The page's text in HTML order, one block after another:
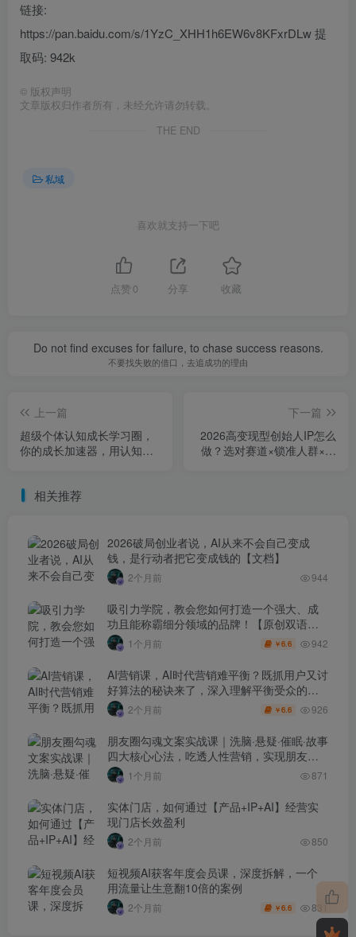
链接:
https://pan.baidu.com/s/1YzC_XHH1h6EW6v8KFxrDLw 提
取码: 942k
© 版权声明
文章版权归作者所有，未经允许请勿转载。
THE END
私域
喜欢就支持一下吧
点赞 0 分享 收藏
Do not find excuses for failure, to chase success reasons.
不要找失败的借口，去追成功的理由
上一篇
超级个体认知成长学习圈，
你的成长加速器，用认知破
下一篇
2026高变现型创始人IP怎么
做？选对赛道×锁准人群×人
相关推荐
2026破局创业者说，AI从来不会自己变成
钱，是行动者把它变成钱的【文档】
2个月前 944
吸引力学院，教会您如何打造一个强大、成
功且能称霸细分领域的品牌！【原创双语字
幕】 1个月前 ￥6.6 942
AI营销课，AI时代营销难平衡？既抓用户又讨
好算法的秘诀来了，深入理解平衡受众的需
求【原创双语字幕】
2个月前 ￥6.6 926
朋友圈勾魂文案实战课｜洗脑·悬疑·催眠·故事
四大核心心法，吃透人性营销，实现朋友圈
不销而售被动成交
1个月前 871
实体门店，如何通过【产品+IP+AI】经营实
现门店长效盈利
2个月前 850
短视频AI获客年度会员课，深度拆解，一个
用流量让生意翻10倍的案例
2个月前 ￥6.6 831